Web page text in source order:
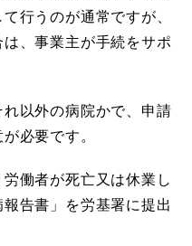
行うのが通常ですが、
、事業主が手続をサポ
以外の病院かで、申請
必要です。
働者が死亡又は休業し
告書」を労基署に提出